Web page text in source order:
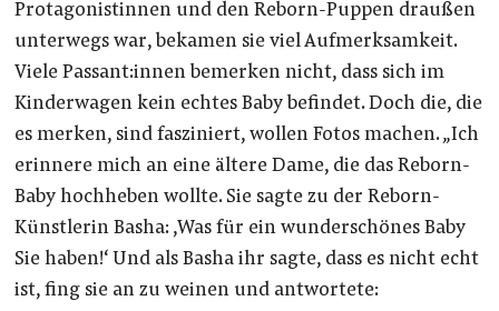
Protagonistinnen und den Reborn-Puppen draußen
unterwegs war, bekamen sie viel Aufmerksamkeit.
Viele Passant:innen bemerken nicht, dass sich im
Kinderwagen kein echtes Baby befindet. Doch die, die
es merken, sind fasziniert, wollen Fotos machen. „Ich
erinnere mich an eine ältere Dame, die das Reborn-
Baby hochheben wollte. Sie sagte zu der Reborn-
Künstlerin Basha: ‚Was für ein wunderschönes Baby
Sie haben!‘ Und als Basha ihr sagte, dass es nicht echt
ist, fing sie an zu weinen und antwortete: